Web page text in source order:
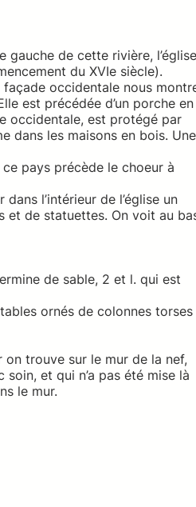
de cette rivière, l’église
du XVIe siècle).
occidentale nous
est précédée d’un porche en
occidentale, est protégé par
dans les maisons en bois. Une
pays précède le choeur à
l’intérieur de l’église un
et de statuettes. On voit au
de sable, 2 et l. qui est
ornés de colonnes torses
on trouve sur le mur de la nef,
et qui n’a pas été mise là
le mur.